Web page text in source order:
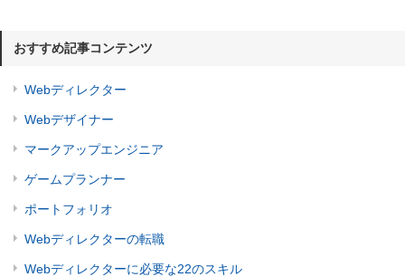
おすすめ記事コンテンツ
Webディレクター
Webデザイナー
マークアップエンジニア
ゲームプランナー
ポートフォリオ
Webディレクターの転職
Webディレクターに必要な22のスキル